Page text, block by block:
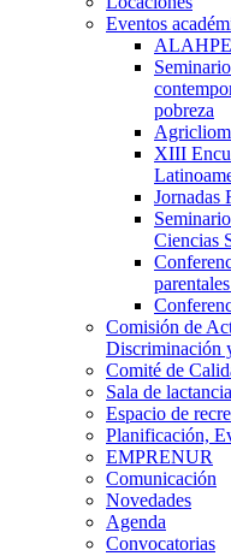
Eventos
ALAHPE
pobreza
XIII
Jornadas
Ciencias
Comisión de
Discriminación
Comité de
Sala de lactancia
Espacio de
Planificación,
EMPRENUR
Comunicación
Novedades
Agenda
Convocatorias